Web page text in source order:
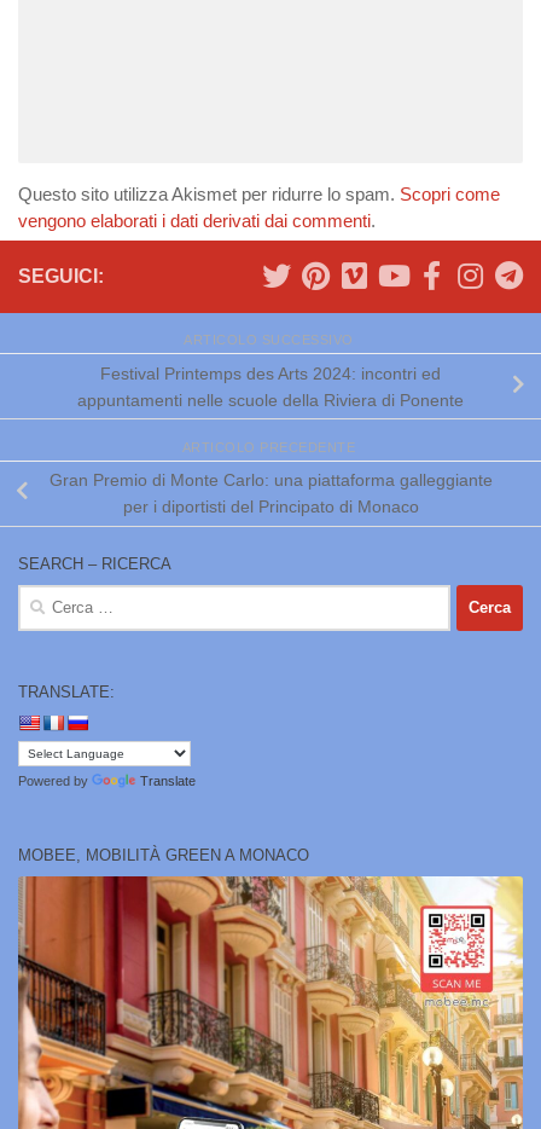
Questo sito utilizza Akismet per ridurre lo spam. Scopri come
vengono elaborati i dati derivati dai commenti.
SEGUICI:
ARTICOLO SUCCESSIVO
Festival Printemps des Arts 2024: incontri ed
appuntamenti nelle scuole della Riviera di Ponente
ARTICOLO PRECEDENTE
Gran Premio di Monte Carlo: una piattaforma galleggiante
per i diportisti del Principato di Monaco
SEARCH – RICERCA
Ricerca
TRANSLATE:
Powered by Translate
MOBEE, MOBILITÀ GREEN A MONACO